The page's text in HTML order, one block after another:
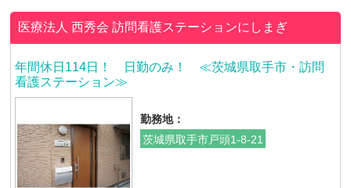
医療法人 西秀会訪問看護ステーションにしまぎ
年間休日114日！ 日勤のみ！ ≪茨城県取手市・訪問
看護ステーション≫
勤務地：
茨城県取手市戸頭1-8-21